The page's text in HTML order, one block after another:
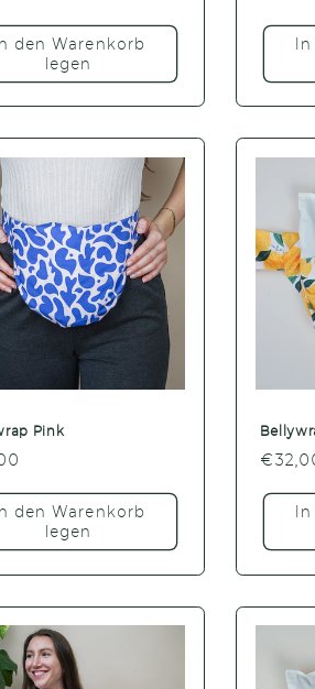
den Warenkorb
legen
Pink
den Warenkorb
legen